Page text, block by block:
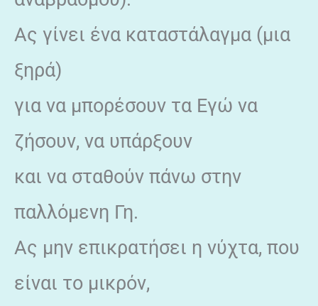
Ας γίνει ένα καταστάλαγμα (μια
ξηρά)
για να μπορέσουν τα Εγώ να
ζήσουν, να υπάρξουν
και να σταθούν πάνω στην
παλλόμενη Γη.
Ας μην επικρατήσει η νύχτα, που
είναι το μικρόν,